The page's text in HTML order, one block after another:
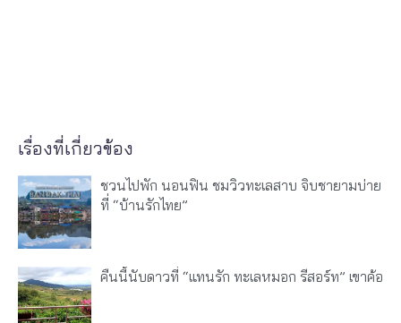
เรื่องที่เกี่ยวข้อง
ชวนไปพัก นอนฟิน ชมวิวทะเลสาบ จิบชายามบ่าย
ที่ “บ้านรักไทย”
คืนนี้นับดาวที่ “แทนรัก ทะเลหมอก รีสอร์ท” เขาค้อ